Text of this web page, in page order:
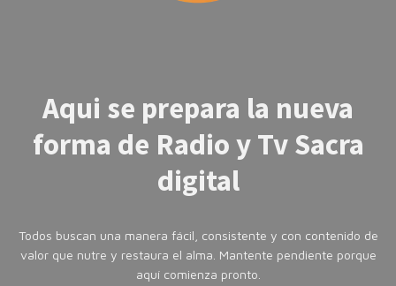
Aqui se prepara la nueva
forma de Radio y Tv Sacra
digital
Todos buscan una manera fácil, consistente y con contenido de
valor que nutre y restaura el alma. Mantente pendiente porque
aquí comienza pronto.